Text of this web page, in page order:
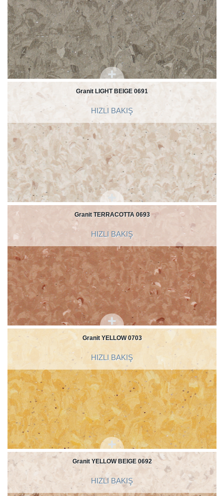
Granit LIGHT BEIGE 0691
HIZLI BAKIŞ
Granit TERRACOTTA 0693
HIZLI BAKIŞ
Granit YELLOW 0703
HIZLI BAKIŞ
Granit YELLOW BEIGE 0692
HIZLI BAKIŞ